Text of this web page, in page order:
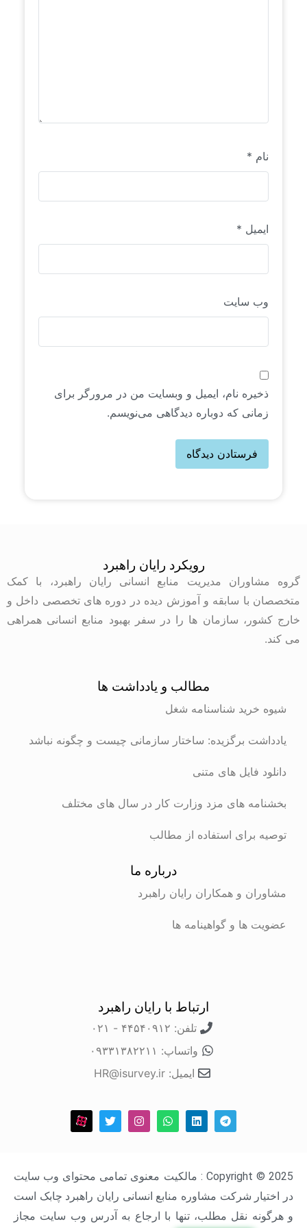
نام *
ایمیل *
وب‌ سایت
ذخیره نام، ایمیل و وبسایت من در مرورگر برای
زمانی که دوباره دیدگاهی می‌نویسم.
رویکرد رایان راهبرد
گروه مشاوران مدیریت منابع انسانی رایان راهبرد، با کمک
متخصصان با سابقه و آموزش دیده در دوره های تخصصی داخل و
خارج کشور، سازمان ها را در سفر بهبود منابع انسانی همراهی
می کند.
مطالب و یادداشت ها
شیوه خرید شناسنامه شغل
یادداشت برگزیده: ساختار سازمانی چیست و چگونه نباشد
دانلود فایل های متنی
بخشنامه های مزد وزارت کار در سال های مختلف
توصیه برای استفاده از مطالب
درباره ما
مشاوران و همکاران رایان راهبرد
عضویت ها و گواهینامه ها
ارتباط با رایان راهبرد
تلفن: ۴۴۵۴۰۹۱۲ - ۰۲۱
واتساپ: ۰۹۳۳۱۳۸۲۲۱۱
ایمیل: HR@isurvey.ir
Copyright © 2025 : مالکیت معنوی تمامی محتوای وب سایت
در اختیار شرکت مشاوره منابع انسانی رایان راهبرد چابک است
و هرگونه نقل مطلب، تنها با ارجاع به آدرس وب سایت مجاز